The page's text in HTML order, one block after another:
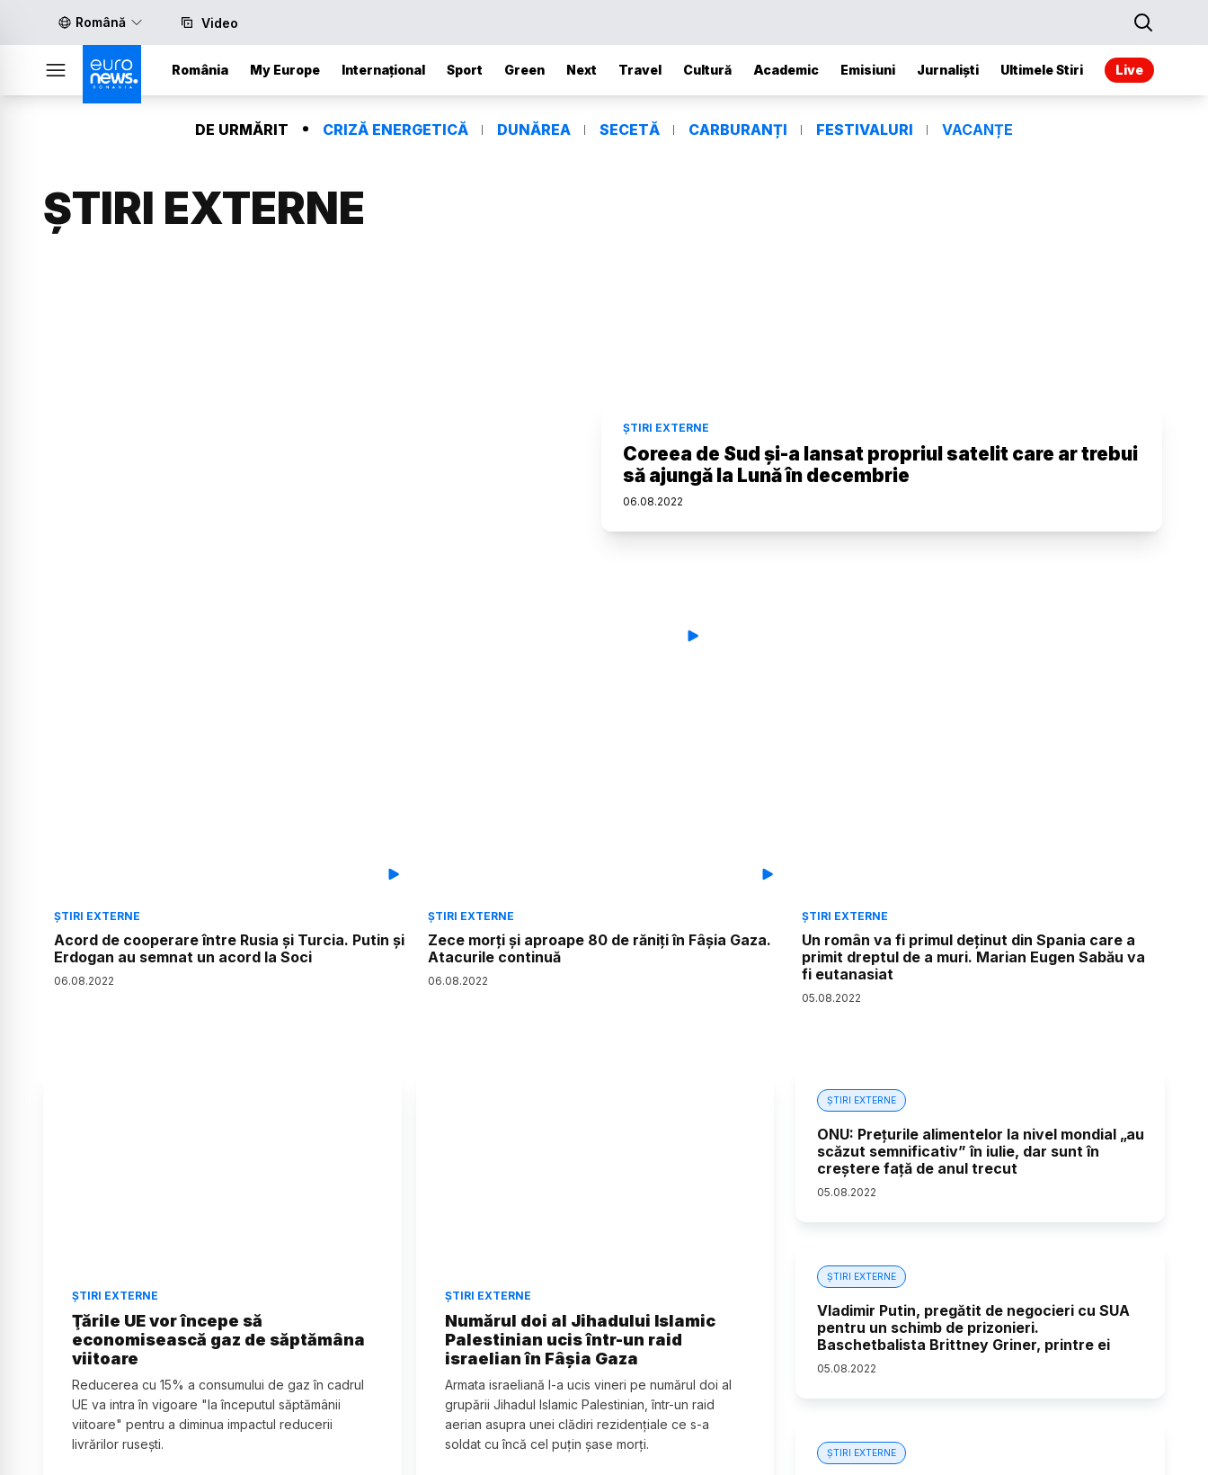
Română Video
România My Europe Internațional Sport Green Next Travel Cultură Academic Emisiuni Jurnaliști Ultimele Stiri Live
DE URMĂRIT CRIZĂ ENERGETICĂ DUNĂREA SECETĂ CARBURANȚI FESTIVALURI VACANȚE
ȘTIRI EXTERNE
ȘTIRI EXTERNE
Coreea de Sud și-a lansat propriul satelit care ar trebui
să ajungă la Lună în decembrie
06.08.2022
ȘTIRI EXTERNE
Acord de cooperare între Rusia și Turcia. Putin și
Erdogan au semnat un acord la Soci
06.08.2022
ȘTIRI EXTERNE
Zece morți și aproape 80 de răniți în Fâșia Gaza.
Atacurile continuă
06.08.2022
ȘTIRI EXTERNE
Un român va fi primul deținut din Spania care a
primit dreptul de a muri. Marian Eugen Sabău va
fi eutanasiat
05.08.2022
ȘTIRI EXTERNE
Ţările UE vor începe să
economisească gaz de săptămâna
viitoare
Reducerea cu 15% a consumului de gaz în cadrul
UE va intra în vigoare "la începutul săptămânii
viitoare" pentru a diminua impactul reducerii
livrărilor ruseşti.
ȘTIRI EXTERNE
Numărul doi al Jihadului Islamic
Palestinian ucis într-un raid
israelian în Fâșia Gaza
Armata israeliană l-a ucis vineri pe numărul doi al
grupării Jihadul Islamic Palestinian, într-un raid
aerian asupra unei clădiri rezidenţiale ce s-a
soldat cu încă cel puţin şase morţi.
ȘTIRI EXTERNE
ONU: Prețurile alimentelor la nivel mondial „au
scăzut semnificativ” în iulie, dar sunt în
creștere față de anul trecut
05.08.2022
ȘTIRI EXTERNE
Vladimir Putin, pregătit de negocieri cu SUA
pentru un schimb de prizonieri.
Baschetbalista Brittney Griner, printre ei
05.08.2022
ȘTIRI EXTERNE